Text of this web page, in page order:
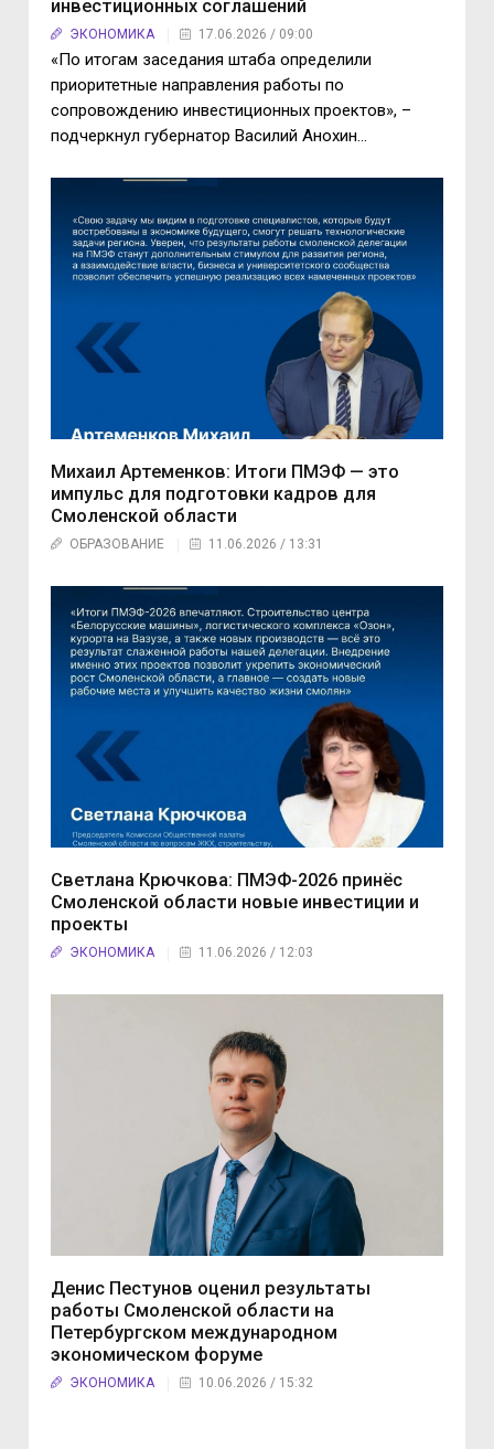
инвестиционных соглашений
ЭКОНОМИКА 17.06.2026 / 09:00
«По итогам заседания штаба определили
приоритетные направления работы по
сопровождению инвестиционных проектов», –
подчеркнул губернатор Василий Анохин...
Михаил Артеменков: Итоги ПМЭФ — это
импульс для подготовки кадров для
Смоленской области
ОБРАЗОВАНИЕ 11.06.2026 / 13:31
Светлана Крючкова: ПМЭФ-2026 принёс
Смоленской области новые инвестиции и
проекты
ЭКОНОМИКА 11.06.2026 / 12:03
Денис Пестунов оценил результаты
работы Смоленской области на
Петербургском международном
экономическом форуме
ЭКОНОМИКА 10.06.2026 / 15:32